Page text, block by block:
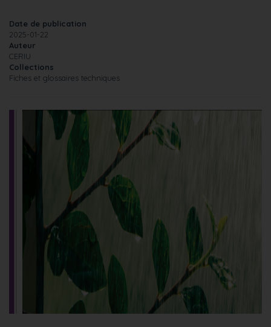
Date de publication
2025-01-22
Auteur
CERIU
Collections
Fiches et glossaires techniques